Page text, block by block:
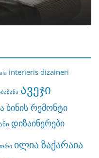
interieris dizaineri
ავეჯი
ბინის რემონტი
დიზაინერები
ილია ზაქარაია